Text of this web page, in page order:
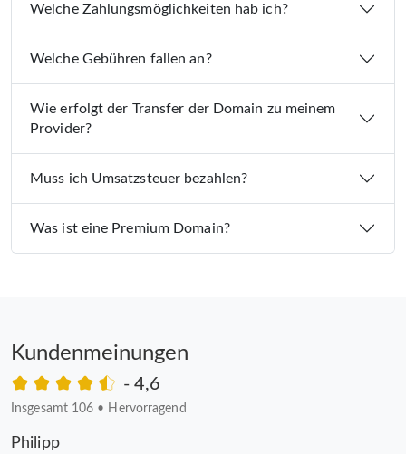
Welche Zahlungsmöglichkeiten hab ich?
Welche Gebühren fallen an?
Wie erfolgt der Transfer der Domain zu meinem
Provider?
Muss ich Umsatzsteuer bezahlen?
Was ist eine Premium Domain?
Kundenmeinungen
- 4,6
Insgesamt 106 • Hervorragend
Philipp